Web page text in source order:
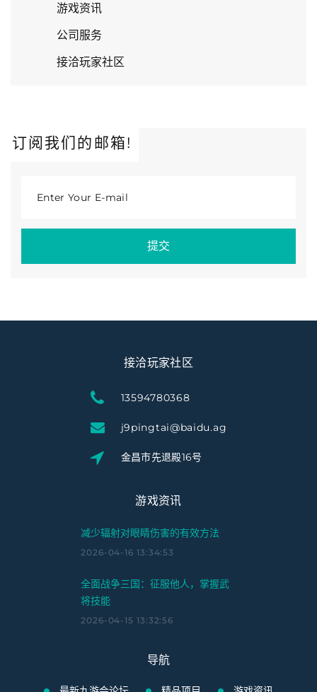
游戏资讯
公司服务
接洽玩家社区
订阅我们的邮箱!
Enter Your E-mail
提交
接洽玩家社区
13594780368
j9pingtai@baidu.ag
金昌市先退殿16号
游戏资讯
减少辐射对眼睛伤害的有效方法
2026-04-16 13:34:53
全面战争三国：征服他人，掌握武
将技能
2026-04-15 13:32:56
导航